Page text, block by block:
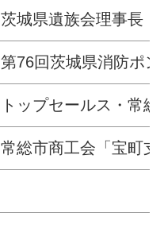
茨城県遺族会理事長
第76回茨城県消防ポ
トップセールス・常
常総市商工会「宝町